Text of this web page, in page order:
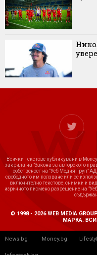
Всички текстове публикувани в
закрила на "Закона за авторското
собственост на "Уеб Медия Груп"
свободното им ползване или се
включително текстове, снимки и
изричното писмено разрешение на
© 1998 - 2026 WEB MEDIA
МАРКА.
News.bg Money.bg